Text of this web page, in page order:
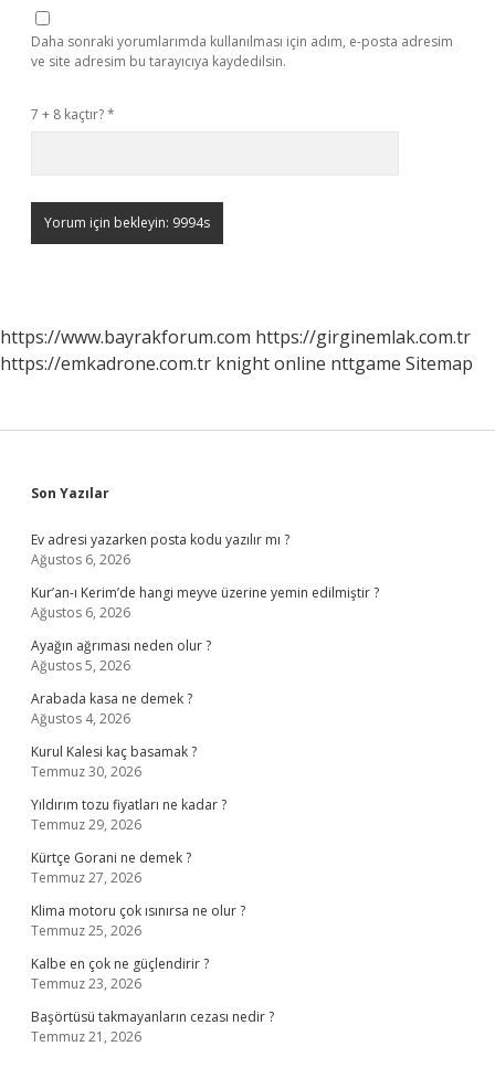
Daha sonraki yorumlarımda kullanılması için adım, e-posta adresim
ve site adresim bu tarayıcıya kaydedilsin.
7 + 8 kaçtır?*
https://www.bayrakforum.com https://girginemlak.com.tr
https://emkadrone.com.tr knight online nttgame Sitemap
Sidebar
Son Yazılar
Ev adresi yazarken posta kodu yazılır mı ?
Ağustos 6, 2026
Kur’an-ı Kerim’de hangi meyve üzerine yemin edilmiştir ?
Ağustos 6, 2026
Ayağın ağrıması neden olur ?
Ağustos 5, 2026
Arabada kasa ne demek ?
Ağustos 4, 2026
Kurul Kalesi kaç basamak ?
Temmuz 30, 2026
Yıldırım tozu fiyatları ne kadar ?
Temmuz 29, 2026
Kürtçe Gorani ne demek ?
Temmuz 27, 2026
Klima motoru çok ısınırsa ne olur ?
Temmuz 25, 2026
Kalbe en çok ne güçlendirir ?
Temmuz 23, 2026
Başörtüsü takmayanların cezası nedir ?
Temmuz 21, 2026